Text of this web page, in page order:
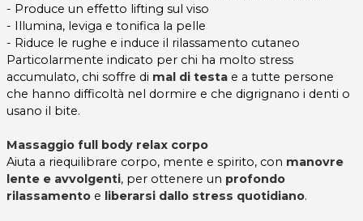
- Produce un effetto lifting sul viso
- Illumina, leviga e tonifica la pelle
- Riduce le rughe e induce il rilassamento cutaneo
Particolarmente indicato per chi ha molto stress
accumulato, chi soffre di mal di testa e a tutte persone
che hanno difficoltà nel dormire e che digrignano i denti o
usano il bite.
Massaggio full body relax corpo
Aiuta a riequilibrare corpo, mente e spirito, con manovre
lente e avvolgenti, per ottenere un profondo
rilassamento e liberarsi dallo stress quotidiano.